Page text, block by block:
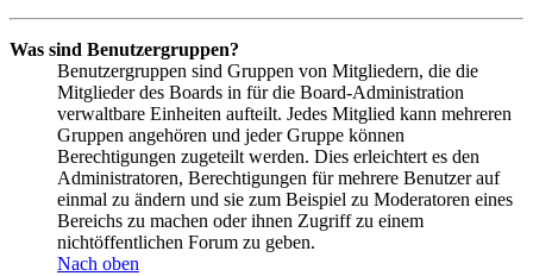
Was sind Benutzergruppen?
Benutzergruppen sind Gruppen von Mitgliedern, die die
Mitglieder des Boards in für die Board-Administration
verwaltbare Einheiten aufteilt. Jedes Mitglied kann mehreren
Gruppen angehören und jeder Gruppe können
Berechtigungen zugeteilt werden. Dies erleichtert es den
Administratoren, Berechtigungen für mehrere Benutzer auf
einmal zu ändern und sie zum Beispiel zu Moderatoren eines
Bereichs zu machen oder ihnen Zugriff zu einem
nichtöffentlichen Forum zu geben.
Nach oben